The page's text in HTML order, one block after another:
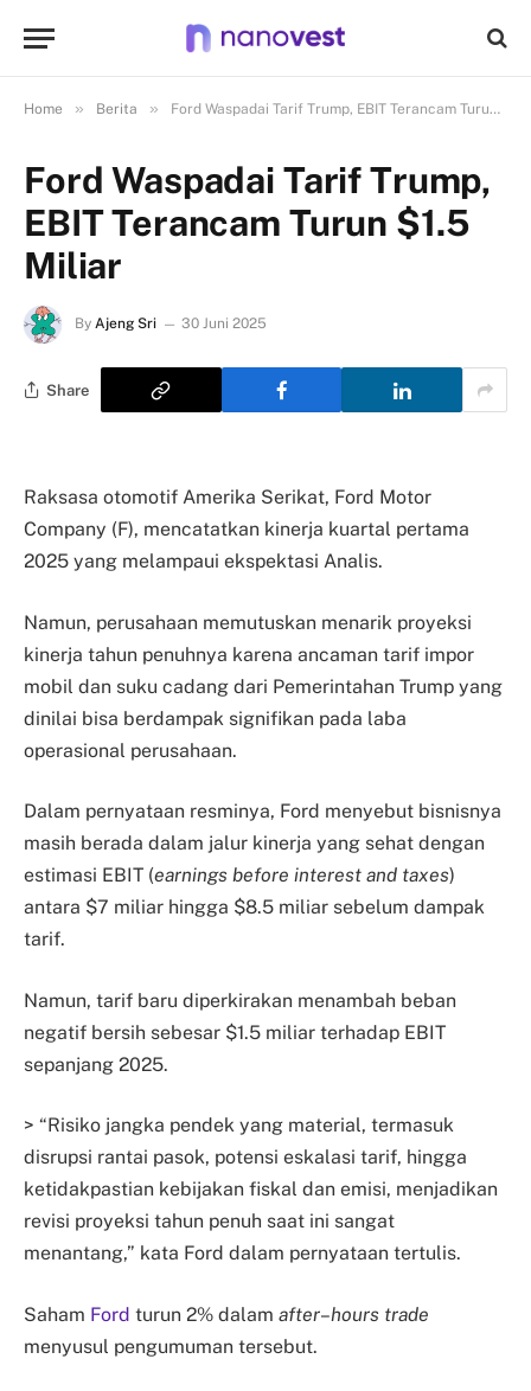
Home » Berita » Ford Waspadai Tarif Trump, EBIT Terancam Turun $1.5 Miliar
Ford Waspadai Tarif Trump,
EBIT Terancam Turun $1.5
Miliar
By Ajeng Sri 30 Juni 2025
Share
Raksasa otomotif Amerika Serikat, Ford Motor
Company (F), mencatatkan kinerja kuartal pertama
2025 yang melampaui ekspektasi Analis.
Namun, perusahaan memutuskan menarik proyeksi
kinerja tahun penuhnya karena ancaman tarif impor
mobil dan suku cadang dari Pemerintahan Trump yang
dinilai bisa berdampak signifikan pada laba
operasional perusahaan.
Dalam pernyataan resminya, Ford menyebut bisnisnya
masih berada dalam jalur kinerja yang sehat dengan
estimasi EBIT (earnings before interest and taxes)
antara $7 miliar hingga $8.5 miliar sebelum dampak
tarif.
Namun, tarif baru diperkirakan menambah beban
negatif bersih sebesar $1.5 miliar terhadap EBIT
sepanjang 2025.
> “Risiko jangka pendek yang material, termasuk
disrupsi rantai pasok, potensi eskalasi tarif, hingga
ketidakpastian kebijakan fiskal dan emisi, menjadikan
revisi proyeksi tahun penuh saat ini sangat
menantang,” kata Ford dalam pernyataan tertulis.
Saham Ford turun 2% dalam after–hours trade
menyusul pengumuman tersebut.